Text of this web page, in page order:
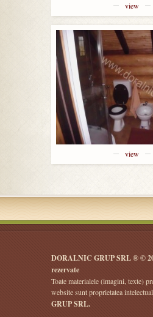
view
view
DORALNIC GRUP SRL ® ©
rezervate
Toate materialele (imagini, texte)
website sunt proprietatea
GRUP SRL.